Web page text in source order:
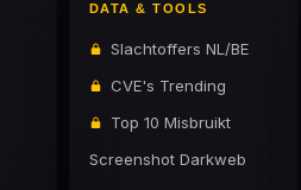
DATA & TOOLS
Slachtoffers NL/BE
CVE's Trending
Top 10 Misbruikt
Screenshot Darkweb